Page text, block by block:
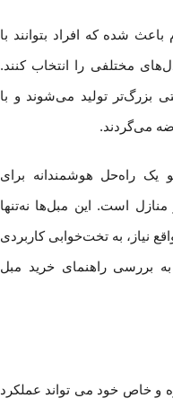
شده که افراد بتوانند با
مختلفی را انتخاب کنند.
بزرگ‌تر تولید می‌شوند و با
می‌گردند.
یک راه‌حل هوشمندانه برای
است. این مبل‌ها نه‌تنها
نیاز، به تخت‌خوابی کاربردی
بررسی راهنمای خرید مبل
و خاص خود می تواند عملکرد